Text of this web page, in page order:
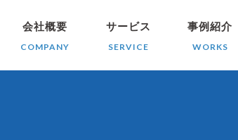
会社概要
COMPANY
サービス
SERVICE
事例紹介
WORKS